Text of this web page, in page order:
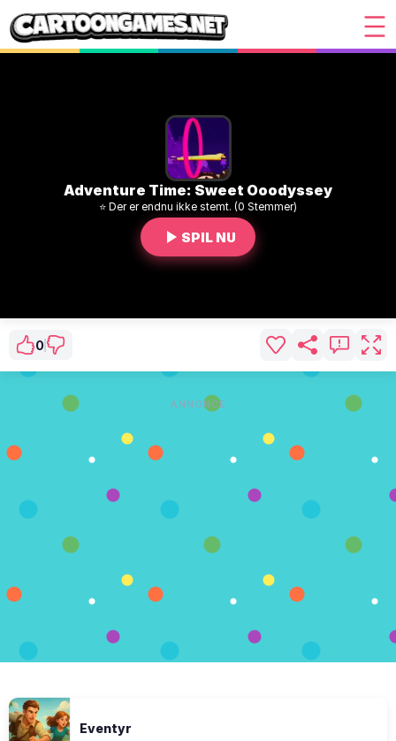
Adventure Time: Sweet Ooodyssey
⭐ Der er endnu ikke stemt. (0 Stemmer)
SPIL NU
0
ANNONCE
Eventyr